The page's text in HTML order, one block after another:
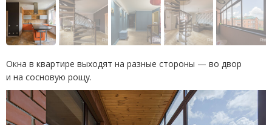
Окна в квартире выходят на разные стороны — во двор
и на сосновую рощу.